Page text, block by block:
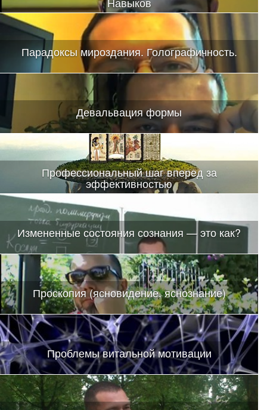
Парадоксы мироздания. Голографичность.
Девальвация формы
Профессиональный шаг вперед за
эффективностью
Измененные состояния сознания — это как?
Проскопия (ясновидение, яснознание)
Проблемы витальной мотивации